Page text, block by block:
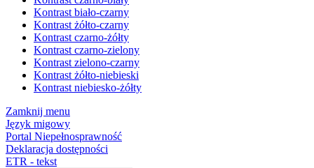
Kontrast biało-czarny
Kontrast żółto-czarny
Kontrast czarno-żółty
Kontrast czarno-zielony
Kontrast zielono-czarny
Kontrast żółto-niebieski
Kontrast niebiesko-żółty
Zamknij menu
Język migowy
Portal Niepełnosprawność
Deklaracja dostępności
ETR - tekst